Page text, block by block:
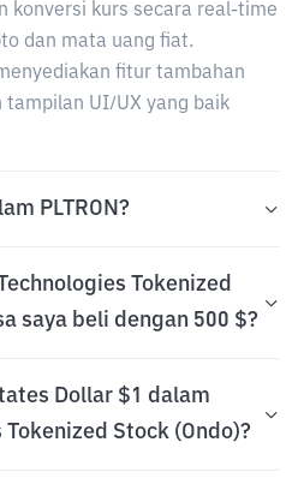
konversi kurs secara real-time
dan mata uang fiat.
fitur tambahan
UI/UX yang baik
PLTRON?
Tokenized
saya beli dengan 500 $?
Dollar $1 dalam
Stock (Ondo)?